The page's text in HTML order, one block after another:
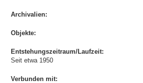
Archivalien:
Objekte:
Entstehungszeitraum/Laufzeit:
Seit etwa 1950
Verbunden mit: